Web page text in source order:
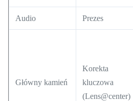
Audio Prezes
Główny kamień
Korekta
kluczowa
(Lens@center)